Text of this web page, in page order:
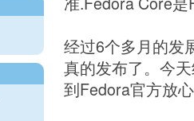
经过6个多月的发
真的发布了。今
到Fedora官方放